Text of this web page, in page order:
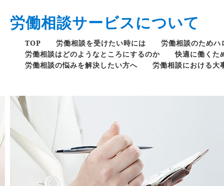
労働相談サービスについて
TOP 労働相談を受けたい時には
労働相談のためハ
労働相談はどのようなところにするのか
快適に働くた
労働相談の悩みを解決したい方へ
労働相談における大